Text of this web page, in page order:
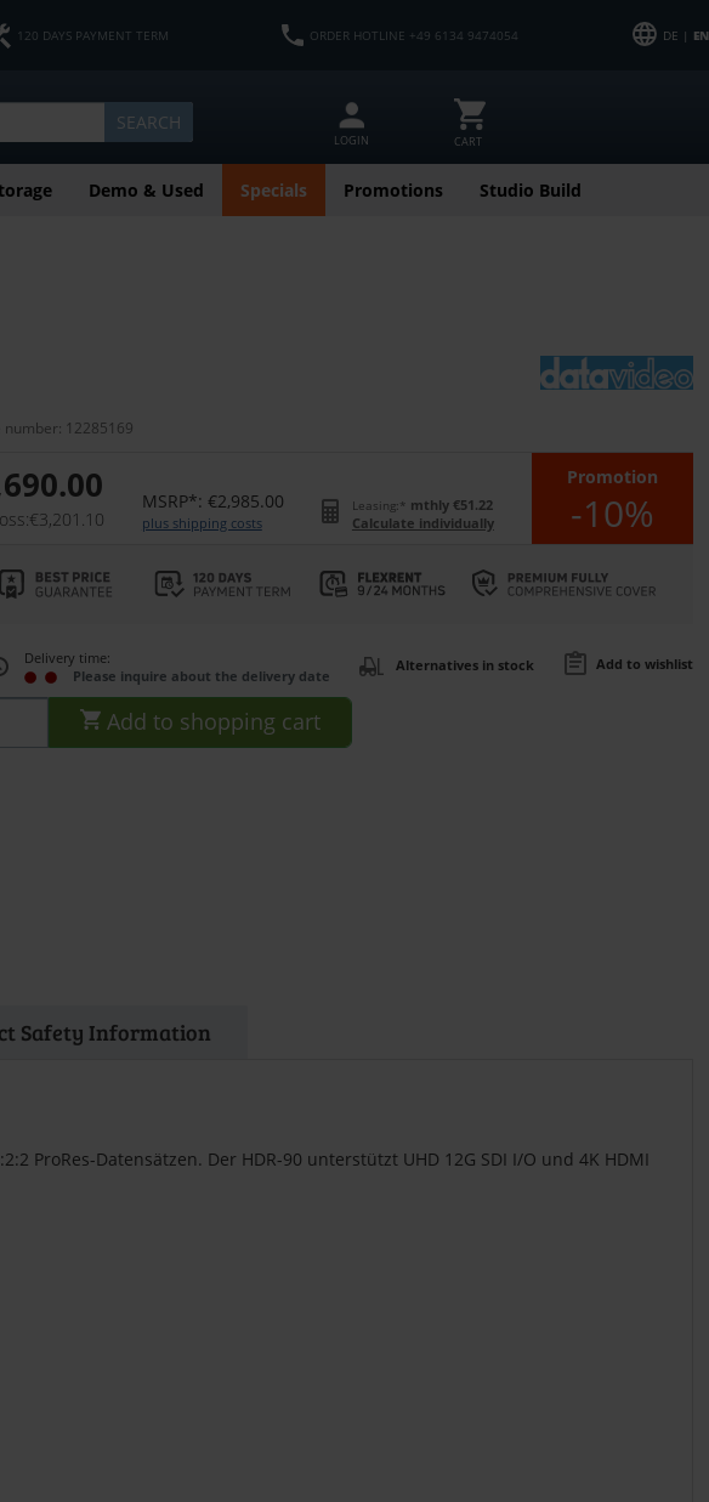
120 DAYS PAYMENT TERM ORDER HOTLINE +49 6134 9474054 DE | EN
SEARCH
LOGIN CART
Demo & Used Specials Promotions Studio Build
number: 12285169
MSRP*: €2,985.00
plus shipping costs
Promotion
-10%
Leasing:* mthly €51.22
Calculate individually
Delivery time:
Please inquire about the delivery date
Alternatives in stock Add to wishlist
Add to shopping cart
Safety Information
ProRes-Datensätzen. Der HDR-90 unterstützt UHD 12G SDI I/O und 4K HDMI